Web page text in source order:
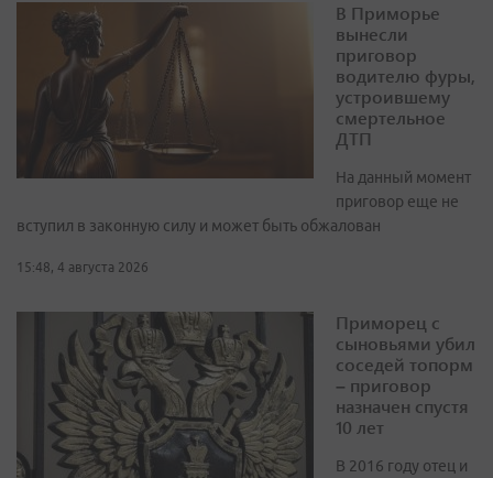
В Приморье
вынесли
приговор
водителю фуры,
устроившему
смертельное
ДТП
На данный момент
приговор еще не
вступил в законную силу и может быть обжалован
15:48, 4 августа 2026
Приморец с
сыновьями убил
соседей топорм
– приговор
назначен спустя
10 лет
В 2016 году отец и